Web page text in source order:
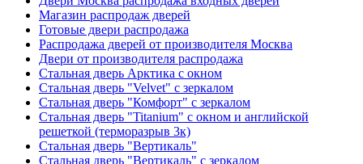
Магазин распродаж дверей
Готовые двери распродажа
Распродажа дверей от производителя Москва
Двери от производителя распродажа
Стальная дверь Арктика с окном
Стальная дверь "Velvet" с зеркалом
Стальная дверь "Комфорт" с зеркалом
Стальная дверь "Titanium" с окном и английской
решеткой (терморазрыв 3к)
Стальная дверь "Вертикаль"
Стальная дверь "Вертикаль" с зеркалом